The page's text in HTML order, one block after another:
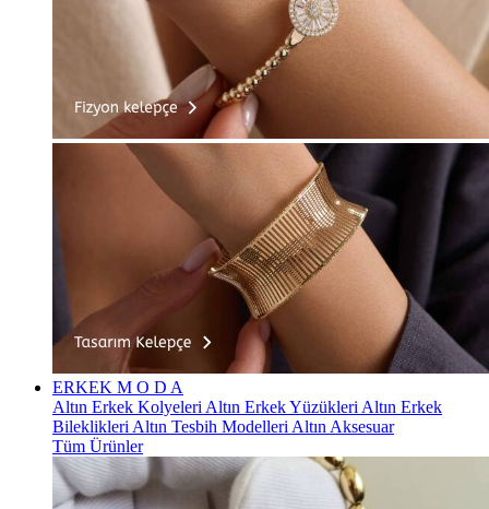
ERKEK M O D A
Altın Erkek Kolyeleri Altın Erkek Yüzükleri Altın Erkek
Bileklikleri Altın Tesbih Modelleri Altın Aksesuar
Tüm Ürünler